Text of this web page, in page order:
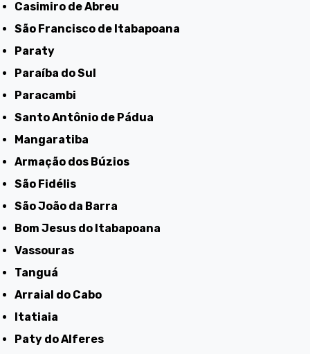
Casimiro de Abreu
São Francisco de Itabapoana
Paraty
Paraíba do Sul
Paracambi
Santo Antônio de Pádua
Mangaratiba
Armação dos Búzios
São Fidélis
São João da Barra
Bom Jesus do Itabapoana
Vassouras
Tanguá
Arraial do Cabo
Itatiaia
Paty do Alferes